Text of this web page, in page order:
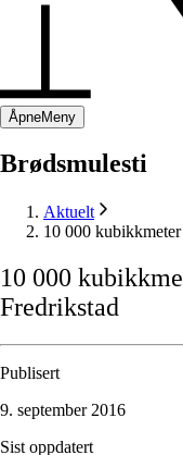
ÅpneMeny
Brødsmulesti
Aktuelt
10 000
10 000
Fredrikstad
Publisert
9. september 2016
Sist oppdatert